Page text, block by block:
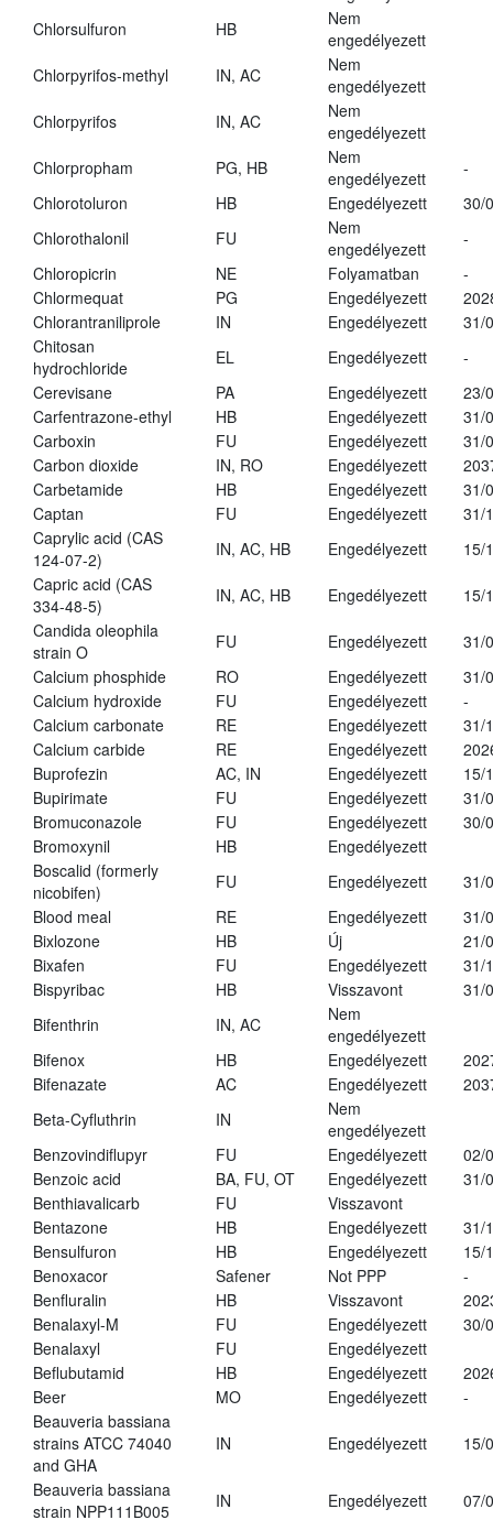
Chlorsulfuron
HB
Nem
engedélyezett
Chlorpyrifos-methyl
IN, AC
Nem
engedélyezett
Chlorpyrifos
IN, AC
Nem
engedélyezett
Chlorpropham
PG, HB
Nem
engedélyezett
-
Chlorotoluron
HB Engedélyezett
30/
Chlorothalonil
FU
Nem
engedélyezett
-
Chloropicrin
NE Folyamatban
-
Chlormequat
PG Engedélyezett
Chlorantraniliprole
IN Engedélyezett
31/
Chitosan
hydrochloride
EL Engedélyezett
-
Cerevisane
PA Engedélyezett
23/
Carfentrazone-ethyl
HB Engedélyezett
31/
Carboxin
FU Engedélyezett
31/
Carbon dioxide
IN, RO Engedélyezett
Carbetamide
HB Engedélyezett
31/
Captan
FU Engedélyezett
31/
Caprylic acid (CAS
124-07-2)
IN, AC, HB Engedélyezett
15/
Capric acid (CAS
334-48-5)
IN, AC, HB Engedélyezett
15/
Candida oleophila
strain O
FU Engedélyezett
31/
Calcium phosphide
RO Engedélyezett
31/
Calcium hydroxide
FU Engedélyezett
-
Calcium carbonate
RE Engedélyezett
31/
Calcium carbide
RE Engedélyezett
Buprofezin
AC, IN Engedélyezett
15/
Bupirimate
FU Engedélyezett
31/
Bromuconazole
FU Engedélyezett
30/
Bromoxynil
HB
Engedélyezett
Boscalid (formerly
nicobifen)
FU Engedélyezett
31/
Blood meal
RE Engedélyezett
31/
Bixlozone
HB Új
21/
Bixafen
FU Engedélyezett
31/
Bispyribac
HB Visszavont
31/
Bifenthrin
IN, AC
Nem
engedélyezett
Bifenox
HB Engedélyezett
Bifenazate
AC Engedélyezett
Beta-Cyfluthrin
IN
Nem
engedélyezett
Benzovindiflupyr
FU Engedélyezett
02/
Benzoic acid
BA, FU, OT Engedélyezett
31/
Benthiavalicarb
FU
Visszavont
Bentazone
HB Engedélyezett
31/
Bensulfuron
HB Engedélyezett
15/
Benoxacor
Safener Not PPP
-
Benfluralin
HB Visszavont
Benalaxyl-M
FU Engedélyezett
30/
Benalaxyl
FU
Engedélyezett
Beflubutamid
HB Engedélyezett
Beer
MO Engedélyezett
-
Beauveria bassiana
strains ATCC 74040
and GHA
IN Engedélyezett 15/
Beauveria bassiana
strain NPP111B005
IN Engedélyezett
07/